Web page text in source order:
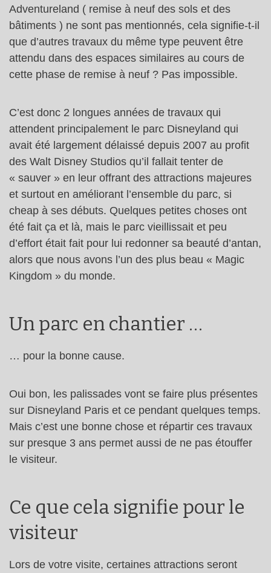
Adventureland ( remise à neuf des sols et des
bâtiments ) ne sont pas mentionnés, cela signifie-t-il
que d’autres travaux du même type peuvent être
attendu dans des espaces similaires au cours de
cette phase de remise à neuf ? Pas impossible.
C’est donc 2 longues années de travaux qui
attendent principalement le parc Disneyland qui
avait été largement délaissé depuis 2007 au profit
des Walt Disney Studios qu’il fallait tenter de
« sauver » en leur offrant des attractions majeures
et surtout en améliorant l’ensemble du parc, si
cheap à ses débuts. Quelques petites choses ont
été fait ça et là, mais le parc vieillissait et peu
d’effort était fait pour lui redonner sa beauté d’antan,
alors que nous avons l’un des plus beau « Magic
Kingdom » du monde.
Un parc en chantier …
… pour la bonne cause.
Oui bon, les palissades vont se faire plus présentes
sur Disneyland Paris et ce pendant quelques temps.
Mais c’est une bonne chose et répartir ces travaux
sur presque 3 ans permet aussi de ne pas étouffer
le visiteur.
Ce que cela signifie pour le
visiteur
Lors de votre visite, certaines attractions seront